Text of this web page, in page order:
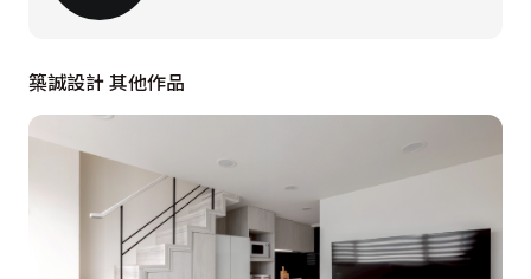
基底，電視牆採用司曼特特殊漆堆疊層次，搭配離地式櫃
闊。
為了放大視覺感，客廳窗側預留了20公分收納區，讓窗
簾能完全隱入牆體，將戶外景致引入室內。主臥室規劃
上，設計師將原有的兩套衛浴拆解，其中一套改造成1.4
坪的步入式更衣室，徹底解決女屋主的收納痛點。床頭牆
築誠設計 其他作品